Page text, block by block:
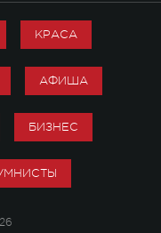
КРАСА
АФИША
БИЗНЕС